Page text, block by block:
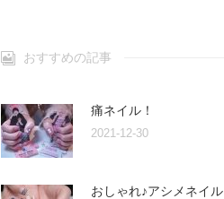
おすすめの記事
痛ネイル！
2021-12-30
おしゃれ♪アシメネイル